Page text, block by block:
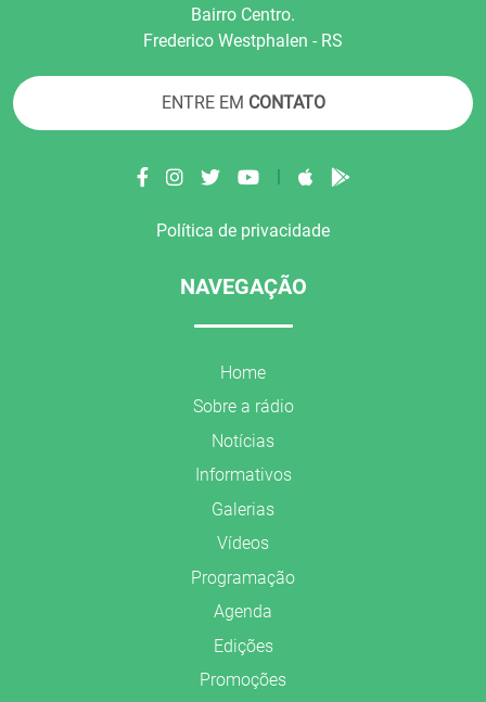
Bairro Centro.
Frederico Westphalen - RS
ENTRE EM CONTATO
|
Política de privacidade
NAVEGAÇÃO
Home
Sobre a rádio
Notícias
Informativos
Galerias
Vídeos
Programação
Agenda
Edições
Promoções